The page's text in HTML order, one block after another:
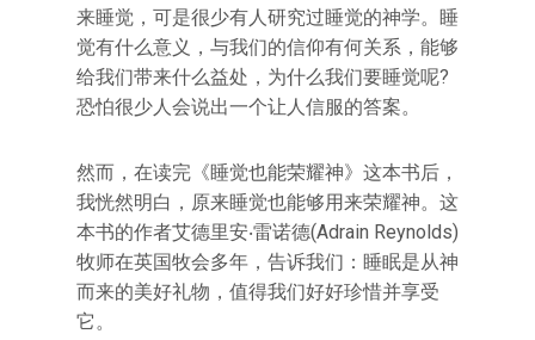
来睡觉，可是很少有人研究过睡觉的神学。睡
觉有什么意义，与我们的信仰有何关系，能够
给我们带来什么益处，为什么我们要睡觉呢?
恐怕很少人会说出一个让人信服的答案。
然而，在读完《睡觉也能荣耀神》这本书后，
我恍然明白，原来睡觉也能够用来荣耀神。这
本书的作者艾德里安‧雷诺德(Adrain Reynolds)
牧师在英国牧会多年，告诉我们：睡眠是从神
而来的美好礼物，值得我们好好珍惜并享受
它。